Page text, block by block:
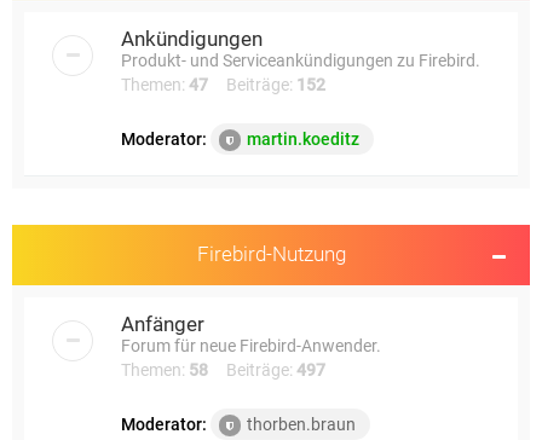
Ankündigungen
Produkt- und Serviceankündigungen zu Firebird.
Themen: 47 Beiträge: 152
Moderator: martin.koeditz
Firebird-Nutzung
Anfänger
Forum für neue Firebird-Anwender.
Themen: 58 Beiträge: 497
Moderator: thorben.braun